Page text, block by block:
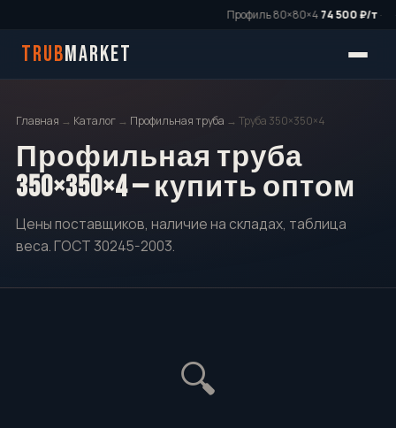
Профиль 80×80×474 500 ₽/т·
TRUBMARKET
Главная → Каталог → Профильная труба → Труба 350×350×4
Профильная труба
350×350×4 — купить оптом
Цены поставщиков, наличие на складах, таблица
веса. ГОСТ 30245-2003.
🔍